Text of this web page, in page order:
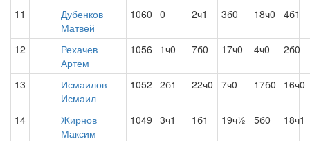
11
Дубенков
Матвей
1060 0 2ч1 3б0 18ч0 4б1
12
Рехачев
Артем
1056 1ч0 7б0 17ч0 4ч0 2б0
13
Исмаилов
Исмаил
1052 2б1 22ч0 7ч0 17б0 16ч0
14
Жирнов
Максим
1049 3ч1 1б1 19ч½ 5б0 18ч1